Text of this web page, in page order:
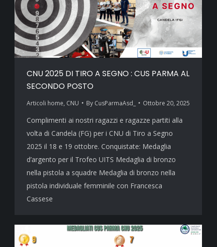
CNU 2025 DI TIRO A SEGNO : CUS PARMA AL
SECONDO POSTO
Articoli home, CNU By CusParmaAsd_ Ottobre 20, 2025
Complimenti ai nostri ragazzi e ragazze partiti alla
volta di Candela (FG) per i CNU di Tiro a Segno
2025 il 18 e 19 ottobre. Conquistate: Medaglia
d’argento per il Trofeo UITS Medaglia di bronzo
nella pistola a squadre Medaglia di bronzo nella
pistola individuale femminile con Francesca
Cassese